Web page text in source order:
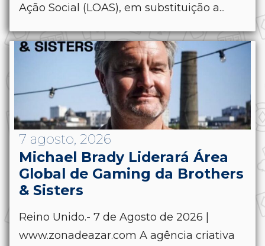
Ação Social (LOAS), em substituição a...
7 agosto, 2026
Michael Brady Liderará Área
Global de Gaming da Brothers
& Sisters
Reino Unido.- 7 de Agosto de 2026 |
www.zonadeazar.com A agência criativa